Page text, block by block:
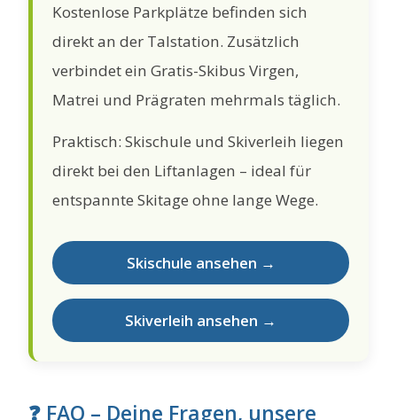
Kostenlose Parkplätze befinden sich
direkt an der Talstation. Zusätzlich
verbindet ein Gratis-Skibus Virgen,
Matrei und Prägraten mehrmals täglich.
Praktisch: Skischule und Skiverleih liegen
direkt bei den Liftanlagen – ideal für
entspannte Skitage ohne lange Wege.
Skischule ansehen →
Skiverleih ansehen →
❓ FAQ – Deine Fragen, unsere